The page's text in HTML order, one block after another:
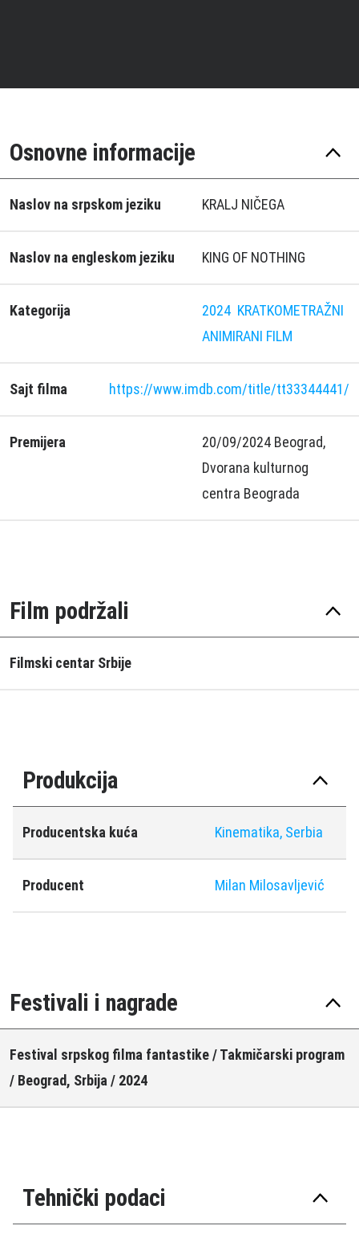
Osnovne informacije
Naslov na srpskom jeziku KRALJ NIČEGA
Naslov na engleskom jeziku KING OF NOTHING
Kategorija 2024 KRATKOMETRAŽNI
ANIMIRANI FILM
Sajt filma https://www.imdb.com/title/tt33344441/
Premijera
20/09/2024 Beograd,
Dvorana kulturnog
centra Beograda
Film podržali
Filmski centar Srbije
Produkcija
Producentska kuća Kinematika, Serbia
Producent Milan Milosavljević
Festivali i nagrade
Festival srpskog filma fantastike / Takmičarski program
/ Beograd, Srbija / 2024
Tehnički podaci